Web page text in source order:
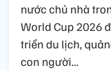
nước chủ nhà
World Cup 2026
triển du lịch,
con người...